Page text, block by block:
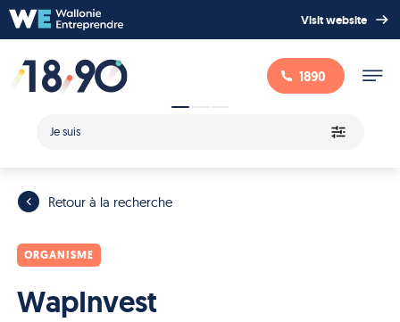
Visit website
1890
Je suis
Retour à la recherche
ORGANISME
WapInvest